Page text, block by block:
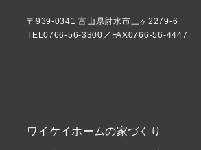
〒939-0341 富山県射水市三ヶ2279-6
TEL0766-56-3300／FAX0766-56-4447
ワイケイホームの家づくり